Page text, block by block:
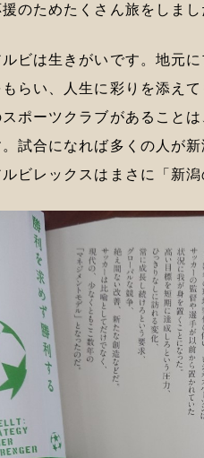
のためたくさん旅をしまし
ビは生きがいです。地元
らい、人生に彩りを添えて
ポーツクラブがあること
試合になれば多くの人が
ビレックスはまさに「新